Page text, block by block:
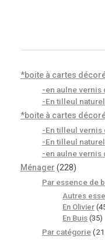
*boite à cartes
-en aulne vernis
-En tilleul
*boite à cartes
-En tilleul vernis
-En tilleul
-en aulne vernis
Ménager (228)
Par essence de
Autres
En Olivier
En Buis (35)
Par catégorie